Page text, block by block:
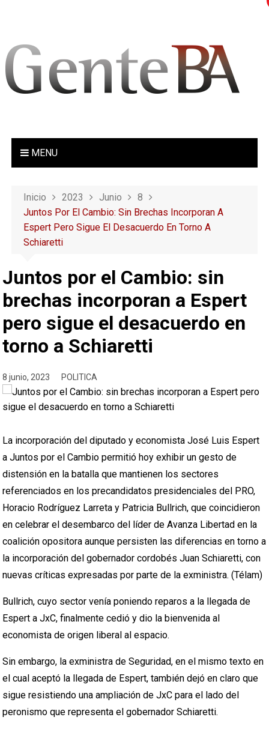
MENU
Inicio 2023 Junio
8
Juntos Por El Cambio: Sin Brechas Incorporan A
Espert Pero Sigue El Desacuerdo En Torno A
Schiaretti
Juntos por el Cambio: sin
brechas incorporan a Espert
pero sigue el desacuerdo en
torno a Schiaretti
8 junio, 2023 POLITICA
La incorporación del diputado y economista José Luis Espert
a Juntos por el Cambio permitió hoy exhibir un gesto de
distensión en la batalla que mantienen los sectores
referenciados en los precandidatos presidenciales del PRO,
Horacio Rodríguez Larreta y Patricia Bullrich, que coincidieron
en celebrar el desembarco del líder de Avanza Libertad en la
coalición opositora aunque persisten las diferencias en torno a
la incorporación del gobernador cordobés Juan Schiaretti, con
nuevas críticas expresadas por parte de la exministra. (Télam)
Bullrich, cuyo sector venía poniendo reparos a la llegada de
Espert a JxC, finalmente cedió y dio la bienvenida al
economista de origen liberal al espacio.
Sin embargo, la exministra de Seguridad, en el mismo texto en
el cual aceptó la llegada de Espert, también dejó en claro que
sigue resistiendo una ampliación de JxC para el lado del
peronismo que representa el gobernador Schiaretti.